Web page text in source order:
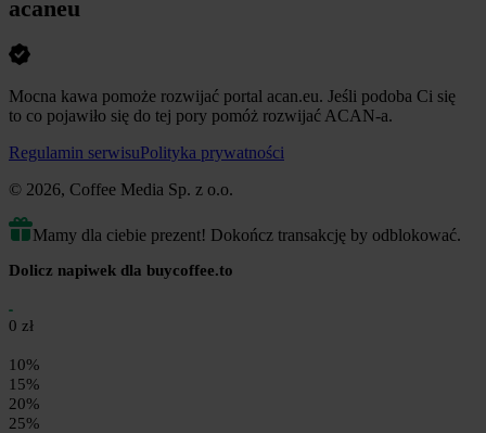
acaneu
Mocna kawa pomoże rozwijać portal acan.eu. Jeśli podoba Ci się
to co pojawiło się do tej pory pomóż rozwijać ACAN-a.
Regulamin serwisuPolityka prywatności
© 2026, Coffee Media Sp. z o.o.
Mamy dla ciebie prezent! Dokończ transakcję by odblokować.
Dolicz napiwek dla buycoffee.to
0 zł
10%
15%
20%
25%